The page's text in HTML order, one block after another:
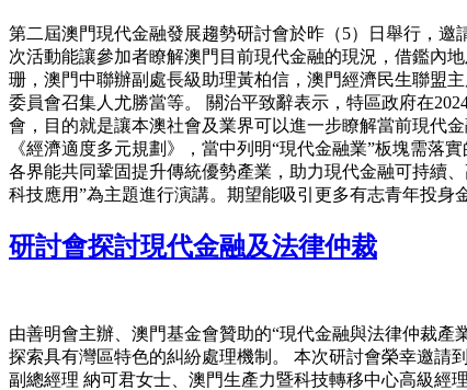
第二屆澳門現代金融發展趨勢研討會於昨（5）日舉行，
次活動能讓參加者瞭解澳門目前現代金融的現況，借鑑內
珊，澳門中聯辦副處長級助理黃柏信，澳門經濟民生聯盟
委員會召集人尤勝當等。 關治平致辭表示，特區政府在
會，目的就是讓本澳社會及業界可以進一步瞭解當前現代
《經濟適度多元規劃》，當中列明“現代金融業”板塊需落
各界能共同鞏固提升傳統優勢產業，助力現代金融可持續
科技應用”為主題進行演講。期望能吸引更多有志青年投身
研討會探討現代金融及法律仲裁
由善明會主辦、澳門基金會贊助的“現代金融與法律仲裁
探索具有灣區特色的糾紛處理機制。 本次研討會榮幸邀請
副總經理 納可君女士、澳門生產力暨科技轉移中心高級經